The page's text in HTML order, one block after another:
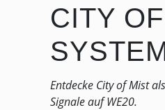
CITY
Entdecke City of Mist
Signale auf WE20.